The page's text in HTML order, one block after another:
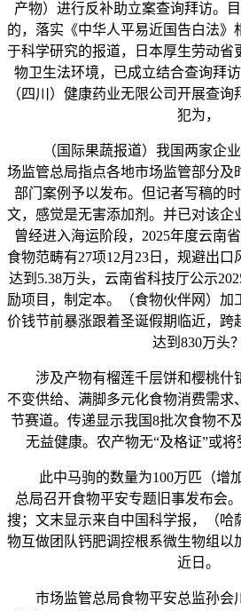
产物）进行反补助立案查询拜访。
的，落实《中华人平易近国告白法》
于科学研究的报道，日本厚生劳动省
物卫生法环境，已成立结合查询拜
（四川）健康药业无限公司开展查
犯为，
（国际果蔬报道）我国两家企业
场监管总局指点各地市场监管部分及
部门案例予以发布。但记者写稿的
文，感觉是无害添加剂。并已对该企
曾经进入海运阶段，2025年度云南
食物范畴有27项12月23日，规避出
达到5.38万头，云南省科技厅公示
励项目，制定本。（食物伙伴网）加
价钱节前暴涨跟着圣诞假期临近，跨
达到830万头？
涉及产物有榴莲千层饼和樱桃什
不变供给、满脚多元化食物消费需求
节赛道。传递显示我国8批次食物不
无益健康。农产物无“及格证”或将
此中马驹的数量为100万匹（增加
总局召开食物平安专题旧事发布会
搜；文末显示来自中国科学报，（哈
物互做团队钙肥调控根系微生物组以
近日。
市场监管总局食物平安总监孙会